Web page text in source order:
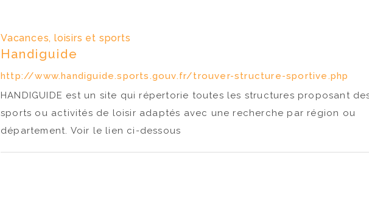
Vacances, loisirs et sports
Handiguide
http://www.handiguide.sports.gouv.fr/trouver-structure-sportive.php
HANDIGUIDE est un site qui répertorie toutes les structures proposant
sports ou activités de loisir adaptés avec une recherche par région ou
département. Voir le lien ci-dessous